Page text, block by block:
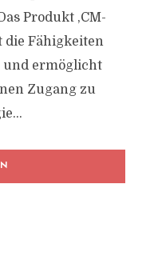
Produkt ,CM-
die Fähigkeiten
und ermöglicht
Zugang zu